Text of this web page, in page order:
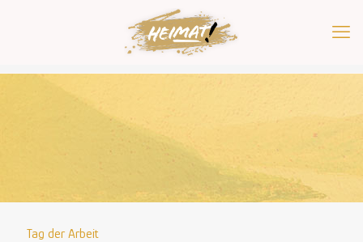
Tag der Arbeit